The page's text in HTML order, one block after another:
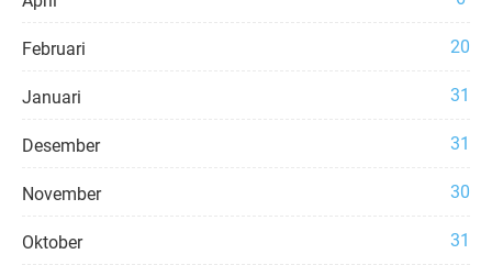
Februari 20
Januari 31
Desember 31
November 30
Oktober 31